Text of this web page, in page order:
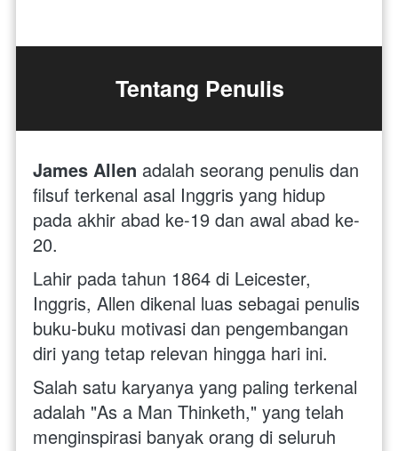
Tentang Penulis
James Allen adalah seorang penulis dan
filsuf terkenal asal Inggris yang hidup
pada akhir abad ke-19 dan awal abad ke-
20.
Lahir pada tahun 1864 di Leicester,
Inggris, Allen dikenal luas sebagai penulis
buku-buku motivasi dan pengembangan
diri yang tetap relevan hingga hari ini.
Salah satu karyanya yang paling terkenal
adalah "As a Man Thinketh," yang telah
menginspirasi banyak orang di seluruh